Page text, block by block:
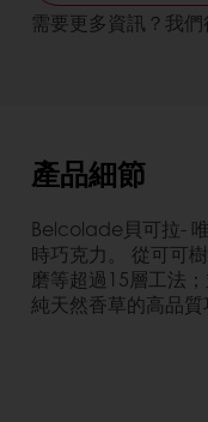
需要更多資訊？我
產品細節
Belcolade貝可拉-
時巧克力。 從可可
磨等超過15層工法
純天然香草的高品質